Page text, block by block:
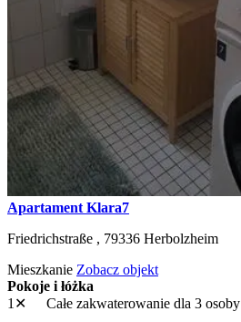
Apartament Klara7
Friedrichstraße , 79336 Herbolzheim
Mieszkanie Zobacz objekt
Pokoje i łóżka
1✕
Całe zakwaterowanie dla 3 osoby